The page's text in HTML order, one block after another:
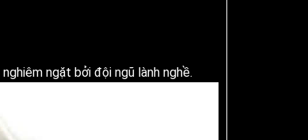
ngặt bởi đội ngũ lành nghề.